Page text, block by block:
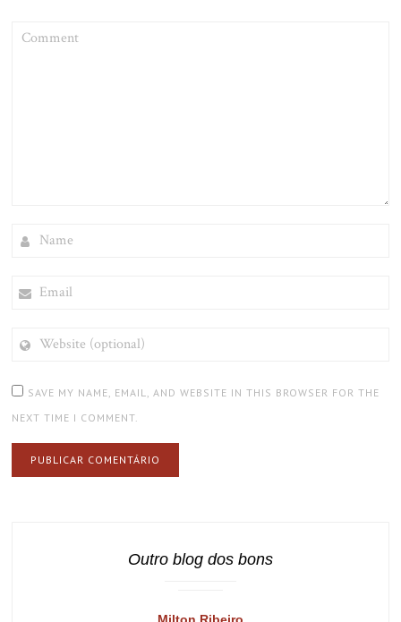
(OPTIONAL)
SAVE MY NAME, EMAIL, AND WEBSITE IN THIS BROWSER FOR THE
NEXT TIME I COMMENT.
Outro blog dos bons